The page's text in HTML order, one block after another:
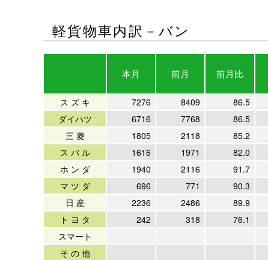
軽貨物車内訳－バン
本月 前月 前月比
ス ズ キ 7276 8409 86.5
ダイハツ
6716 7768 86.5
三 菱
1805 2118 85.2
ス バ ル
1616 1971 82.0
ホ ン ダ
1940 2116 91.7
マ ツ ダ
696 771 90.3
日 産
2236 2486 89.9
ト ヨ タ
242 318 76.1
スマート
そ の 他